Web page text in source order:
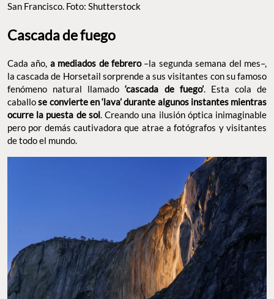
San Francisco. Foto: Shutterstock
Cascada de fuego
Cada año, a mediados de febrero–la segunda semana del mes–,
la cascada de Horsetail sorprende a sus visitantes con su famoso
fenómeno natural llamado ‘cascada de fuego’. Esta cola de
caballose convierte en ‘lava’ durante algunos instantes mientras
ocurre la puesta de sol. Creando una ilusión óptica inimaginable
pero por demás cautivadora que atrae a fotógrafos y visitantes
de todo el mundo.